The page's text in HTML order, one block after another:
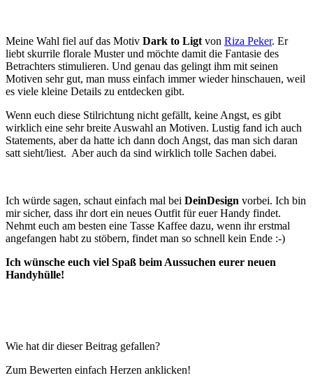
Meine Wahl fiel auf das Motiv Dark to Ligt von Riza Peker. Er
liebt skurrile florale Muster und möchte damit die Fantasie des
Betrachters stimulieren. Und genau das gelingt ihm mit seinen
Motiven sehr gut, man muss einfach immer wieder hinschauen, weil
es viele kleine Details zu entdecken gibt.
Wenn euch diese Stilrichtung nicht gefällt, keine Angst, es gibt
wirklich eine sehr breite Auswahl an Motiven. Lustig fand ich auch
Statements, aber da hatte ich dann doch Angst, das man sich daran
satt sieht/liest. Aber auch da sind wirklich tolle Sachen dabei.
Ich würde sagen, schaut einfach mal bei DeinDesign vorbei. Ich bin
mir sicher, dass ihr dort ein neues Outfit für euer Handy findet.
Nehmt euch am besten eine Tasse Kaffee dazu, wenn ihr erstmal
angefangen habt zu stöbern, findet man so schnell kein Ende :-)
Ich wünsche euch viel Spaß beim Aussuchen eurer neuen
Handyhülle!
Wie hat dir dieser Beitrag gefallen?
Zum Bewerten einfach Herzen anklicken!